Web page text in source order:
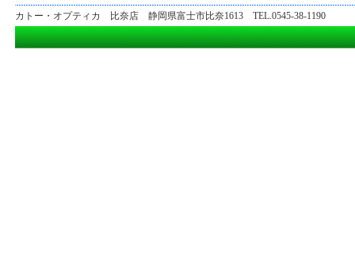
カトー・オプティカ 比奈店 静岡県富士市比奈1613 TEL.0545-38-1190